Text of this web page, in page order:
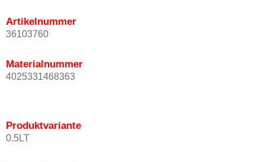
Artikelnummer
36103760
Materialnummer
4025331468363
Produktvariante
0.5LT